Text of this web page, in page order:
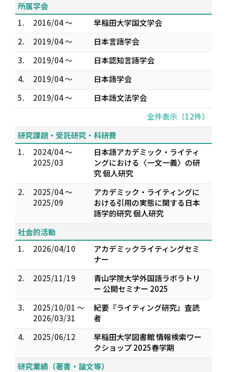
所属学会
1.
2016/04 ～
早稲田大学国文学会
2.
2019/04 ～
日本言語学会
3.
2019/04 ～
日本認知言語学会
4.
2019/04 ～
日本語学会
5.
2019/04 ～
日本語文法学会
全件表示（12件）
研究課題・受託研究・科研費
1.
2024/04 ～
2025/03
日本語アカデミック・ライティ
ングにおける〈一文一義〉の研
究 個人研究
2.
2025/04 ～
2025/09
アカデミック・ライティングに
おける引用の実態に関する日本
語学的研究 個人研究
社会的活動
1.
2026/04/10
アカデミックライティングセミ
ナー
2.
2025/11/19
青山学院大学外国語ラボラトリ
ー 公開セミナー 2025
3.
2025/10/01 ～
2026/03/31
紀要『ライティング研究』査読
者
4.
2025/06/12
早稲田大学図書館 情報検索ワー
クショップ 2025春学期
研究業績（著書・論文等）